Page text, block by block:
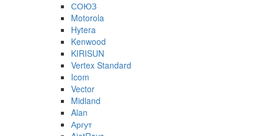
СОЮЗ
Motorola
Hytera
Kenwood
KIRISUN
Vertex Standard
Icom
Vector
Midland
Alan
Аргут